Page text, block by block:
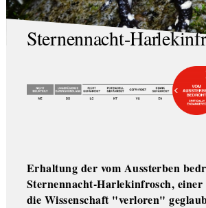
Sternennacht-
Erhaltung der vom Aussterben
Sternennacht-Harlekinfrosch,
die Wissenschaft "verloren"